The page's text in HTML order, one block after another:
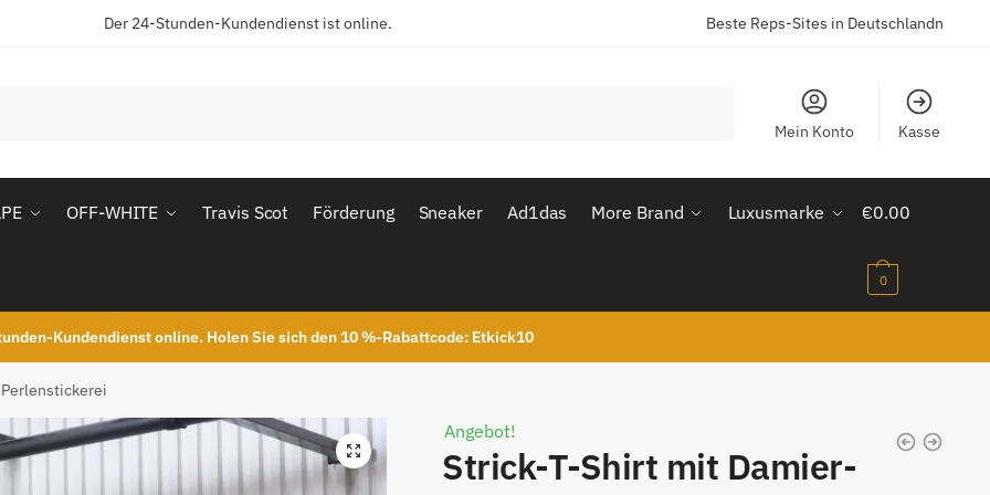
Der 24-Stunden-Kundendienst ist online. Beste Reps-Sites in Deutschlandn
Mein Konto Kasse
OFF-WHITE Travis Scot Förderung Sneaker Ad1das More Brand Luxusmarke €0.00
0
Kundendienst online. Holen Sie sich den 10 %-Rabattcode: Etkick10
Angebot!
Strick-T-Shirt mit Damier-